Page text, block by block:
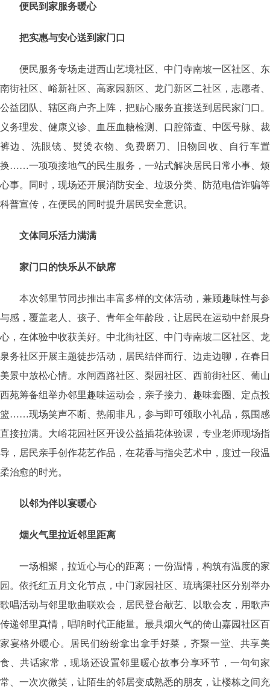
便民到家服务暖心
把实惠与安心送到家门口
便民服务专场走进西山艺境社区、中门寺南坡一区社区、东
南街社区、峪新社区、高家园新区、龙门新区二社区，志愿者、
公益团队、辖区商户齐上阵，把贴心服务直接送到居民家门口。
义务理发、健康义诊、血压血糖检测、口腔筛查、中医号脉、裁
裤边、洗眼镜、熨烫衣物、免费磨刀、旧物回收、自行车置
换……一项项接地气的民生服务，一站式解决居民日常小事、烦
心事。同时，现场还开展消防安全、垃圾分类、防范电信诈骗等
科普宣传，在便民的同时提升居民安全意识。
文体同乐活力满满
家门口的快乐从不缺席
本次邻里节同步推出丰富多样的文体活动，兼顾趣味性与参
与感，覆盖老人、孩子、青年全年龄段，让居民在运动中舒展身
心，在体验中收获美好。中北街社区、中门寺南坡二区社区、龙
泉务社区开展主题徒步活动，居民结伴而行、边走边聊，在春日
美景中放松心情。水闸西路社区、梨园社区、西前街社区、葡山
西苑筹备组举办邻里趣味运动会，亲子接力、趣味套圈、定点投
篮……现场笑声不断、热闹非凡，参与即可领取小礼品，氛围感
直接拉满。大峪花园社区开设公益插花体验课，专业老师现场指
导，居民亲手创作花艺作品，在花香与指尖艺术中，度过一段温
柔治愈的时光。
以邻为伴以宴暖心
烟火气里拉近邻里距离
一场相聚，拉近心与心的距离；一份温情，构筑有温度的家
园。依托红五月文化节点，中门家园社区、琉璃渠社区分别举办
歌唱活动与邻里歌曲联欢会，居民登台献艺、以歌会友，用歌声
传递邻里真情，唱响时代正能量。最具烟火气的倚山嘉园社区百
家宴格外暖心。居民们纷纷拿出拿手好菜，齐聚一堂、共享美
食、共话家常，现场还设置邻里暖心故事分享环节，一句句家
常、一次次微笑，让陌生的邻居变成熟悉的朋友，让楼栋之间充